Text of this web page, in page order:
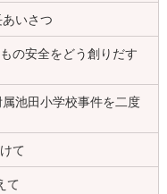
あいさつ
の安全をどう創りだす
池田小学校事件を二度
て
て